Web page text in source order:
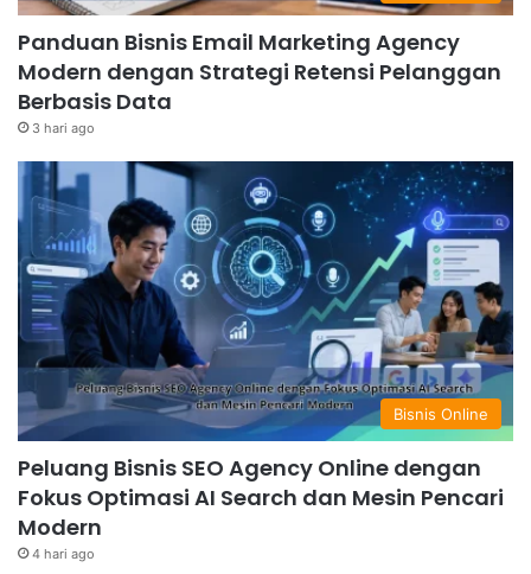
Panduan Bisnis Email Marketing Agency
Modern dengan Strategi Retensi Pelanggan
Berbasis Data
3 hari ago
Bisnis Online
Peluang Bisnis SEO Agency Online dengan
Fokus Optimasi AI Search dan Mesin Pencari
Modern
4 hari ago